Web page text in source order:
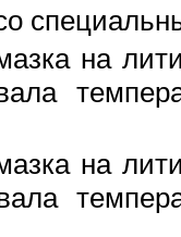
на
на